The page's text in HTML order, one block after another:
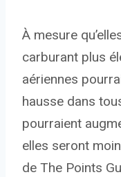
À mesure
carburant plus
aériennes
hausse dans
pourraient
elles seront
de The Points